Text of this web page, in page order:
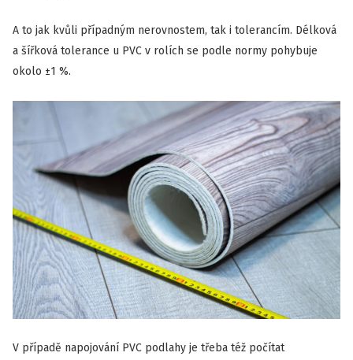
A to jak kvůli případným nerovnostem, tak i tolerancím. Délková
a šířková tolerance u PVC v rolích se podle normy pohybuje
okolo ±1 %.
V případě napojování PVC podlahy je třeba též počítat